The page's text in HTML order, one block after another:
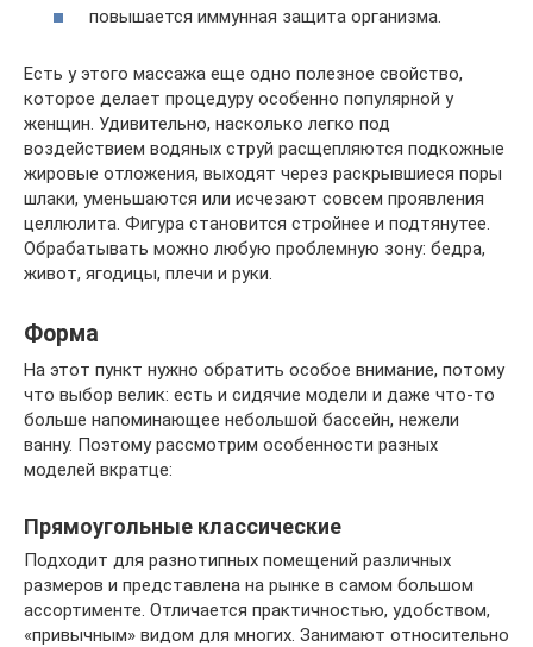
повышается иммунная защита организма.
Есть у этого массажа еще одно полезное свойство,
которое делает процедуру особенно популярной у
женщин. Удивительно, насколько легко под
воздействием водяных струй расщепляются подкожные
жировые отложения, выходят через раскрывшиеся поры
шлаки, уменьшаются или исчезают совсем проявления
целлюлита. Фигура становится стройнее и подтянутее.
Обрабатывать можно любую проблемную зону: бедра,
живот, ягодицы, плечи и руки.
Форма
На этот пункт нужно обратить особое внимание, потому
что выбор велик: есть и сидячие модели и даже что-то
больше напоминающее небольшой бассейн, нежели
ванну. Поэтому рассмотрим особенности разных
моделей вкратце:
Прямоугольные классические
Подходит для разнотипных помещений различных
размеров и представлена на рынке в самом большом
ассортименте. Отличается практичностью, удобством,
«привычным» видом для многих. Занимают относительно